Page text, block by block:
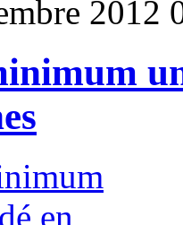
2012